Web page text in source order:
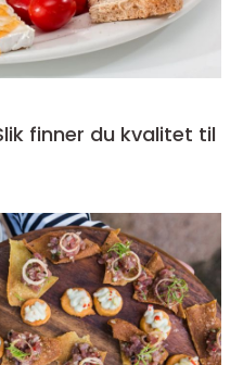
finner du kvalitet til